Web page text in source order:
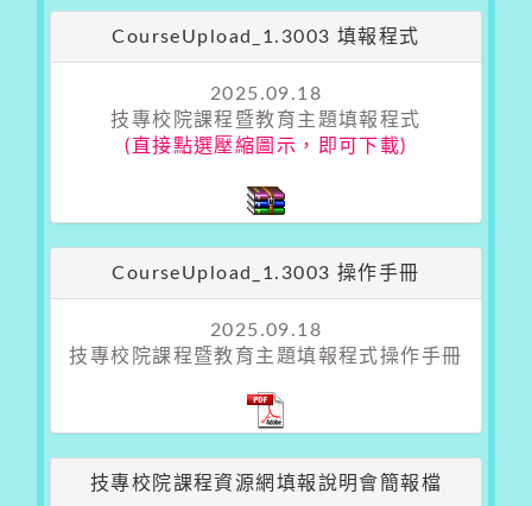
CourseUpload_1.3003 填報程式
2025.09.18
技專校院課程暨教育主題填報程式
(直接點選壓縮圖示，即可下載)
CourseUpload_1.3003 操作手冊
2025.09.18
技專校院課程暨教育主題填報程式操作手冊
技專校院課程資源網填報說明會簡報檔